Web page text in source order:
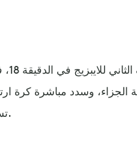
وسدد مباشرة كرة
تسكن شباك الحارس تيبو كورتوا.